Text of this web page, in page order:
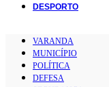
DESPORTO
VARANDA
MUNICÍPIO
POLÍTICA
DEFESA